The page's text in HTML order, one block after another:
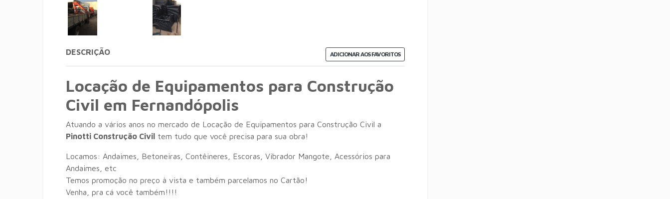
ADICIONAR AOS FAVORITOS
DESCRIÇÃO
Locação de Equipamentos para Construção
Civil em Fernandópolis
Atuando a vários anos no mercado de Locação de Equipamentos para Construção Civil a
Pinotti Construção Civil tem tudo que você precisa para sua obra!
Locamos: Andaimes, Betoneiras, Contêineres, Escoras, Vibrador Mangote, Acessórios para
Andaimes, etc
Temos promoção no preço à vista e também parcelamos no Cartão!
Venha, pra cá você também!!!!